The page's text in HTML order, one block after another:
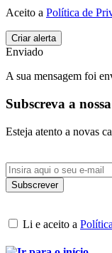
Aceito a Política de
Enviado
A sua mensagem foi
Subscreva a
Esteja atento a novas
Li e aceito a